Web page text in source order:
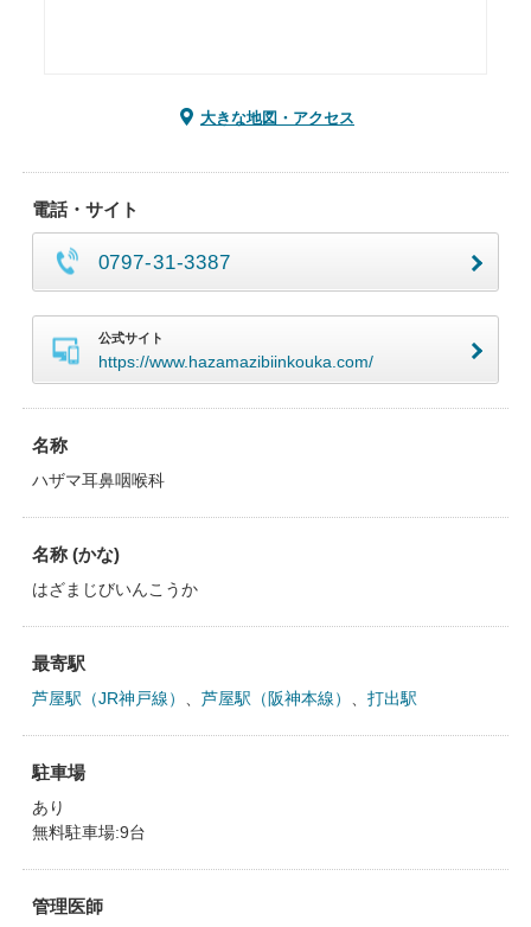
大きな地図・アクセス
電話・サイト
0797-31-3387
公式サイト
https://www.hazamazibiinkouka.com/
名称
ハザマ耳鼻咽喉科
名称 (かな)
はざまじびいんこうか
最寄駅
芦屋駅（JR神戸線） 芦屋駅（阪神本線） 打出駅
駐車場
あり
無料駐車場:9台
管理医師